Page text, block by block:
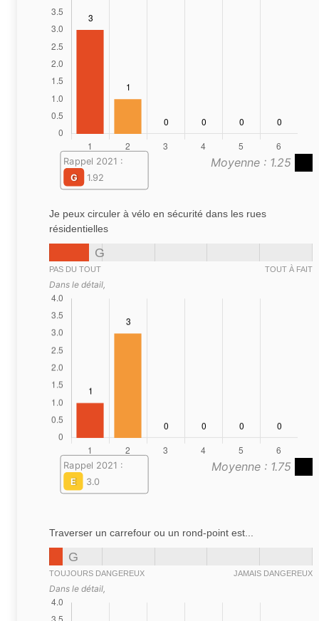
Moyenne : 1.25
Rappel 2021 :
G
1.92
Je peux circuler à vélo en sécurité dans les rues
résidentielles
G
PAS DU TOUT TOUT À FAIT
Dans le détail,
Moyenne : 1.75
Rappel 2021 :
E
3.0
Traverser un carrefour ou un rond-point est...
G
TOUJOURS DANGEREUX JAMAIS DANGEREUX
Dans le détail,